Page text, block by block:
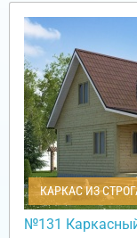
КАРКАС ИЗ
№131